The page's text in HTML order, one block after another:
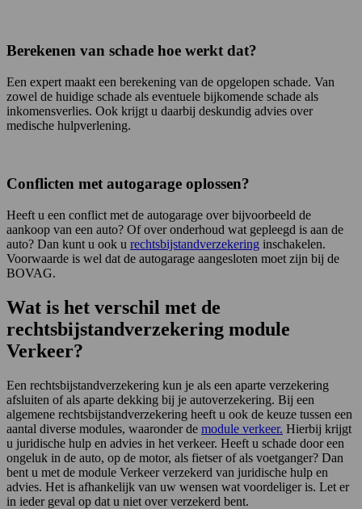
Berekenen van schade hoe werkt dat?
Een expert maakt een berekening van de opgelopen schade. Van
zowel de huidige schade als eventuele bijkomende schade als
inkomensverlies. Ook krijgt u daarbij deskundig advies over
medische hulpverlening.
Conflicten met autogarage oplossen?
Heeft u een conflict met de autogarage over bijvoorbeeld de
aankoop van een auto? Of over onderhoud wat gepleegd is aan de
auto? Dan kunt u ook u rechtsbijstandverzekering inschakelen.
Voorwaarde is wel dat de autogarage aangesloten moet zijn bij de
BOVAG.
Wat is het verschil met de
rechtsbijstandverzekering module
Verkeer?
Een rechtsbijstandverzekering kun je als een aparte verzekering
afsluiten of als aparte dekking bij je autoverzekering. Bij een
algemene rechtsbijstandverzekering heeft u ook de keuze tussen een
aantal diverse modules, waaronder de module verkeer. Hierbij krijgt
u juridische hulp en advies in het verkeer. Heeft u schade door een
ongeluk in de auto, op de motor, als fietser of als voetganger? Dan
bent u met de module Verkeer verzekerd van juridische hulp en
advies. Het is afhankelijk van uw wensen wat voordeliger is. Let er
in ieder geval op dat u niet over verzekerd bent.